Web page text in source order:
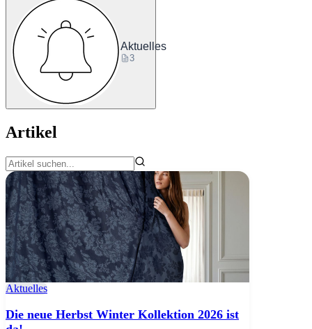
Aktuelles
3
Artikel
Aktuelles
Die neue Herbst Winter Kollektion 2026 ist